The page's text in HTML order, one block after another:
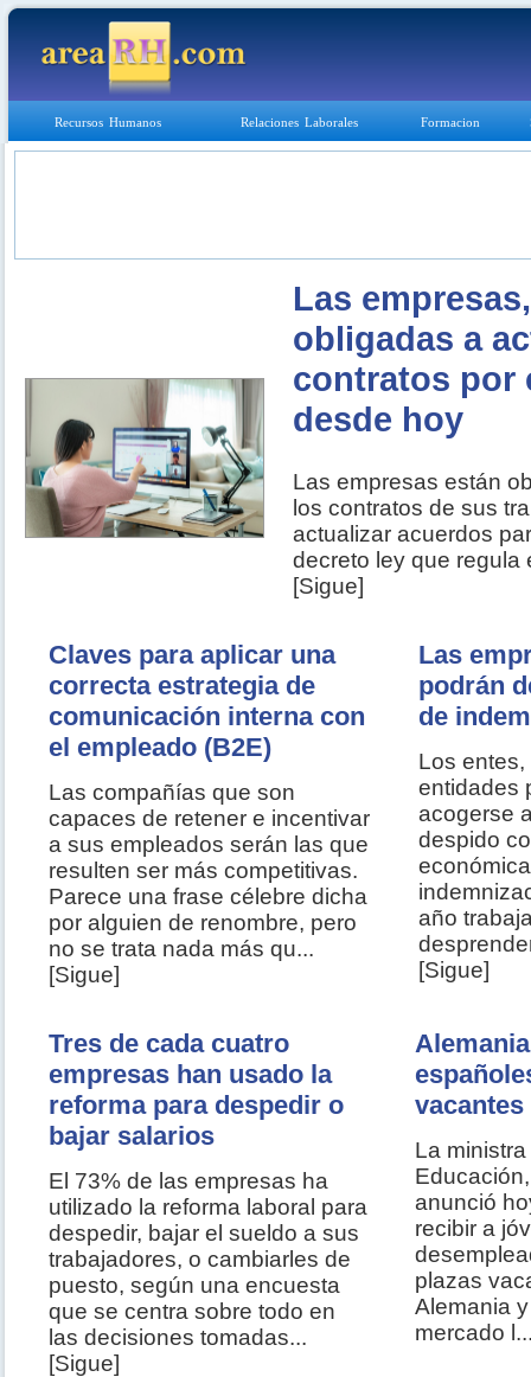
Recursos Humanos Relaciones Laborales Formacion
Las
obligadas a
contratos por
desde hoy
Las empresas están
los contratos de sus
actualizar acuerdos
decreto ley que regula
[Sigue]
Claves para aplicar una
correcta estrategia de
comunicación interna con
el empleado (B2E)
Las compañías que son
capaces de retener e incentivar
a sus empleados serán las que
resulten ser más competitivas.
Parece una frase célebre dicha
por alguien de renombre, pero
no se trata nada más qu...
[Sigue]
Las
podrán
de
Los
entidades
acogerse
despido
año
[Sigue]
Tres de cada cuatro
empresas han usado la
reforma para despedir o
bajar salarios
El 73% de las empresas ha
utilizado la reforma laboral para
despedir, bajar el sueldo a sus
trabajadores, o cambiarles de
puesto, según una encuesta
que se centra sobre todo en
las decisiones tomadas...
[Sigue]
La
anunció
recibir a
plazas
Alemania
mercado